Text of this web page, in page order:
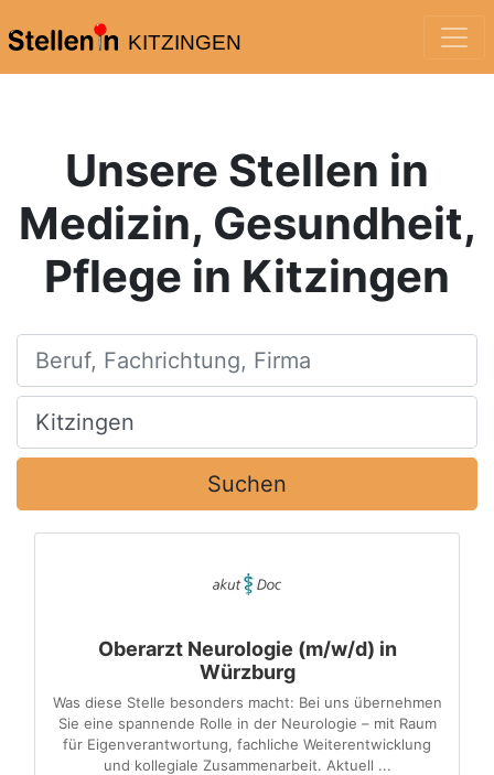
KITZINGEN
Unsere Stellen in
Medizin, Gesundheit,
Pflege in Kitzingen
Beruf, Fachrichtung, Firma
Ort, Stadt
Suchen
Oberarzt Neurologie (m/w/d) in
Würzburg
Was diese Stelle besonders macht: Bei uns übernehmen
Sie eine spannende Rolle in der Neurologie – mit Raum
für Eigenverantwortung, fachliche Weiterentwicklung
und kollegiale Zusammenarbeit. Aktuell ...